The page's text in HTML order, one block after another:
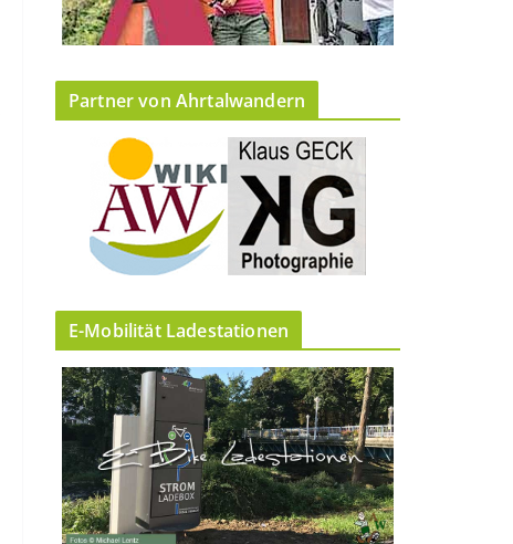
Partner von Ahrtalwandern
E-Mobilität Ladestationen